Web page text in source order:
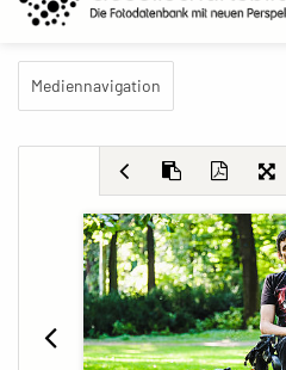
Mediennavigation